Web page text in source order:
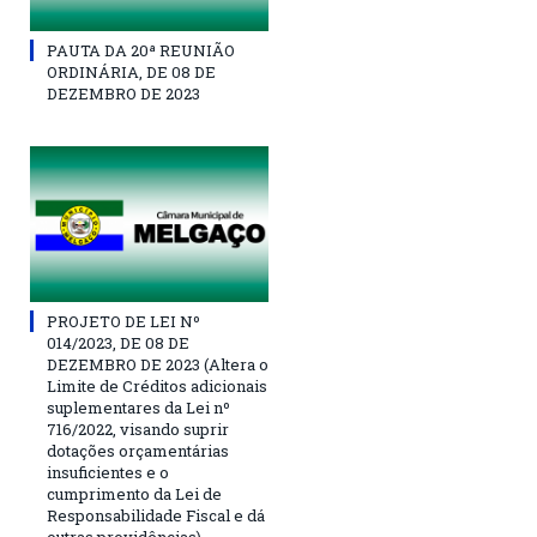
PAUTA DA 20ª REUNIÃO
ORDINÁRIA, DE 08 DE
DEZEMBRO DE 2023
PROJETO DE LEI Nº
014/2023, DE 08 DE
DEZEMBRO DE 2023 (Altera o
Limite de Créditos adicionais
suplementares da Lei nº
716/2022, visando suprir
dotações orçamentárias
insuficientes e o
cumprimento da Lei de
Responsabilidade Fiscal e dá